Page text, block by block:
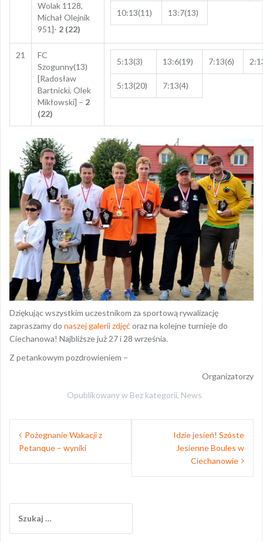
Wolak 1128,
Michał Olejnik
951]- 2 (22)
10:13(11) 13:7(13)
21
FC
Szogunny(13)
[Radosław
Bartnicki, Olek
Mikłowski] – 2
(22)
5:13(3) 13:6(19) 7:13(6)
5:13(20) 7:13(4)
Dziękując wszystkim uczestnikom za sportową rywalizację
zapraszamy do naszej galerii zdjęć oraz na kolejne turnieje do
Ciechanowa! Najbliższe już 27 i 28 września.
Z petankowym pozdrowieniem –
Organizatorzy
Opublikowany w Bez kategorii, News
Nawigacja
wpisu
Pożegnanie Wakacji z
Petanque – wyniki
Idzie jesień! Szóste
Jesienne Boules w
Ciechanowie